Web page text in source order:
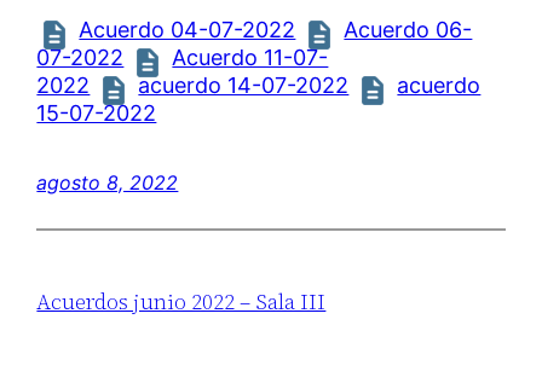
Acuerdo 04-07-2022
Acuerdo 06-
07-2022
Acuerdo 11-07-
2022
acuerdo 14-07-2022
acuerdo
15-07-2022
agosto 8, 2022
Acuerdos junio 2022 – Sala III